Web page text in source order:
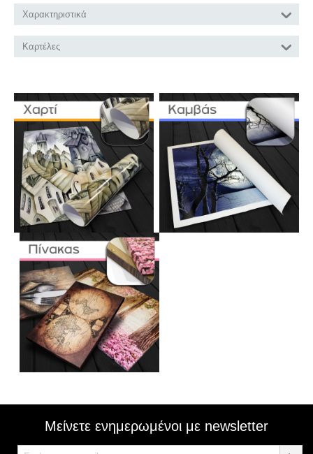
Χαρακτηριστικά
Καρτέλες
Μείνετε ενημερωμένοι με newsletter